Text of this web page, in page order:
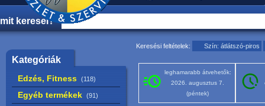
mit keresel?
Kategóriák
Edzés, Fitness (118)
Egyéb termékek (91)
Keresési feltételek: Szín: átlátszó-piros
leghamarabb átvehetők:
2026. augusztus 7.
(péntek)